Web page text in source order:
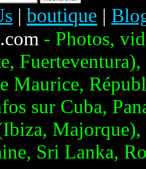
| boutique |
- Photos,
Maurice,
sur Cuba,
Sri Lanka,